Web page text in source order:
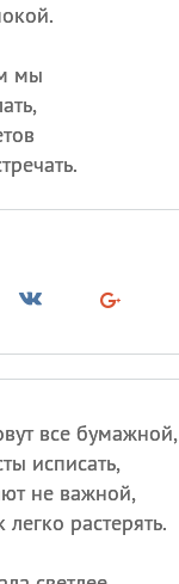
мы
все бумажной,
исписать,
не важной,
растерять.